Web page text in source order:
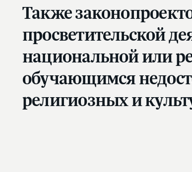
Также
просветительской
национальной или
обучающимся
религиозных и